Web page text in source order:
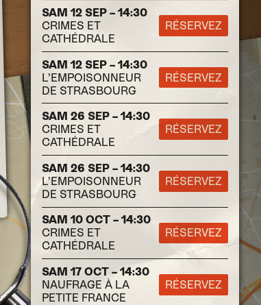
SAM 12 SEP – 14:30
CRIMES ET
CATHÉDRALE
RÉSERVEZ
SAM 12 SEP – 14:30
L’EMPOISONNEUR
DE STRASBOURG
RÉSERVEZ
SAM 26 SEP – 14:30
CRIMES ET
CATHÉDRALE
RÉSERVEZ
SAM 26 SEP – 14:30
L’EMPOISONNEUR
DE STRASBOURG
RÉSERVEZ
SAM 10 OCT – 14:30
CRIMES ET
CATHÉDRALE
RÉSERVEZ
SAM 17 OCT – 14:30
NAUFRAGE À LA
PETITE FRANCE
RÉSERVEZ